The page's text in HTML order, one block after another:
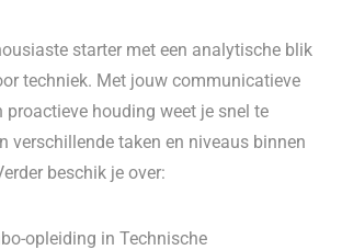
starter met een analytische blik
techniek. Met jouw communicatieve
proactieve houding weet je snel te
verschillende taken en niveaus binnen
beschik je over:
opleiding in Technische